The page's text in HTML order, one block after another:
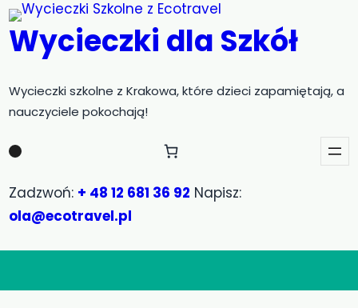
Przejdź
do
treści
Wycieczki dla Szkół
Wycieczki szkolne z Krakowa, które dzieci zapamiętają, a
nauczyciele pokochają!
Zadzwoń: + 48 12 681 36 92 Napisz:
ola@ecotravel.pl